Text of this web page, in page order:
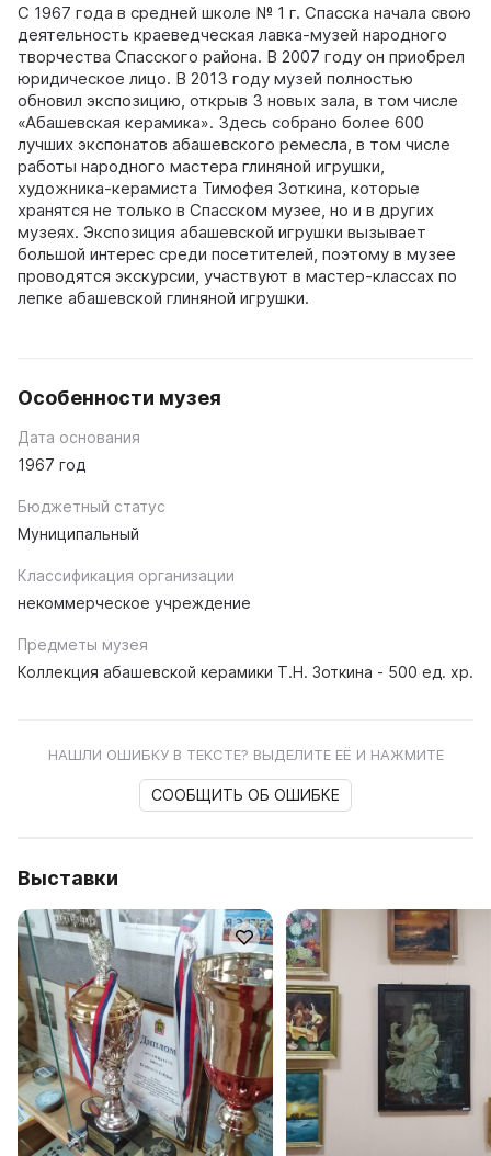
С 1967 года в средней школе № 1 г. Спасска начала свою
деятельность краеведческая лавка-музей народного
творчества Спасского района. В 2007 году он приобрел
юридическое лицо. В 2013 году музей полностью
обновил экспозицию, открыв 3 новых зала, в том числе
«Абашевская керамика». Здесь собрано более 600
лучших экспонатов абашевского ремесла, в том числе
работы народного мастера глиняной игрушки,
художника-керамиста Тимофея Зоткина, которые
хранятся не только в Спасском музее, но и в других
музеях. Экспозиция абашевской игрушки вызывает
большой интерес среди посетителей, поэтому в музее
проводятся экскурсии, участвуют в мастер-классах по
лепке абашевской глиняной игрушки.
Особенности музея
Дата основания
1967 год
Бюджетный статус
Муниципальный
Классификация организации
некоммерческое учреждение
Предметы музея
Коллекция абашевской керамики Т.Н. Зоткина - 500 ед. хр.
НАШЛИ ОШИБКУ В ТЕКСТЕ? ВЫДЕЛИТЕ ЕЁ И НАЖМИТЕ
СООБЩИТЬ ОБ ОШИБКЕ
Выставки